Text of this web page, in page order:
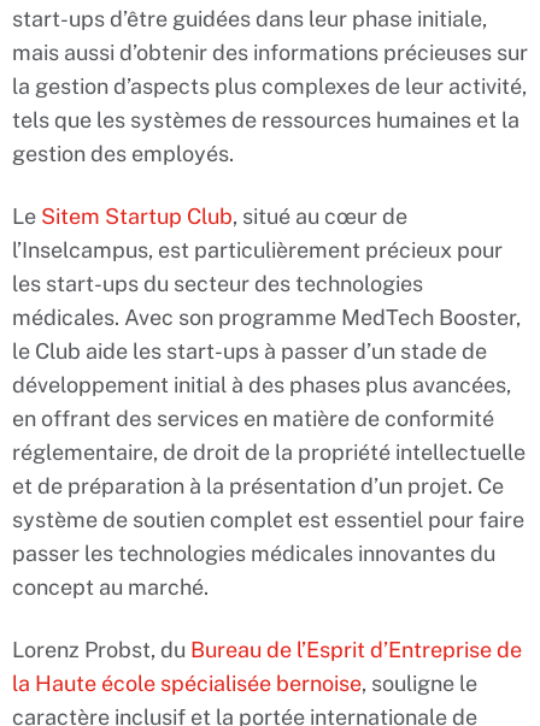
start-ups d’être guidées dans leur phase initiale,
mais aussi d’obtenir des informations précieuses sur
la gestion d’aspects plus complexes de leur activité,
tels que les systèmes de ressources humaines et la
gestion des employés.
Le Sitem Startup Club, situé au cœur de
l’Inselcampus, est particulièrement précieux pour
les start-ups du secteur des technologies
médicales. Avec son programme MedTech Booster,
le Club aide les start-ups à passer d’un stade de
développement initial à des phases plus avancées,
en offrant des services en matière de conformité
réglementaire, de droit de la propriété intellectuelle
et de préparation à la présentation d’un projet. Ce
système de soutien complet est essentiel pour faire
passer les technologies médicales innovantes du
concept au marché.
Lorenz Probst, du Bureau de l’Esprit d’Entreprise de
la Haute école spécialisée bernoise, souligne le
caractère inclusif et la portée internationale de